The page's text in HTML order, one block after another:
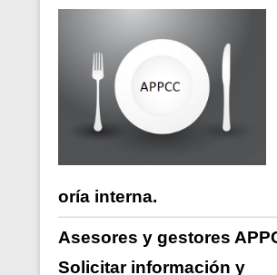
oría interna.
Asesores y gestores
Solicitar información y